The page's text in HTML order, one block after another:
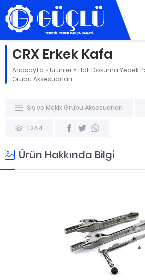
CRX Erkek Kafa
Anasayfa » Ürünler » Halı Dokuma Yedek
Grubu Aksesuarları
Şiş ve Mekik Grubu Aksesuarları
1.244
Ürün Hakkında Bilgi